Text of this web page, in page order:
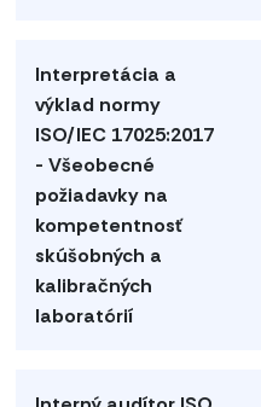
Interpretácia a
výklad normy
ISO/IEC 17025:2017
- Všeobecné
požiadavky na
kompetentnosť
skúšobných a
kalibračných
laboratórií